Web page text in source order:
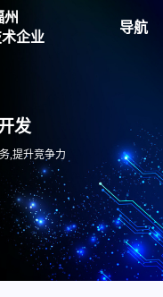
州
企业
导航
发
,提升竞争力